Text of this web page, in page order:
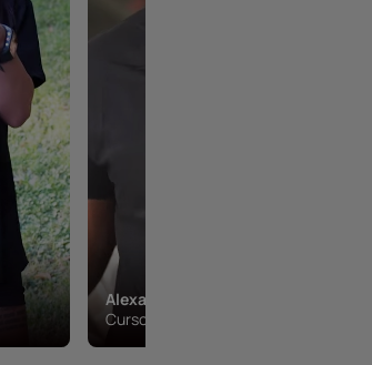
Alexander Perez
Curso Mecánica de Coches